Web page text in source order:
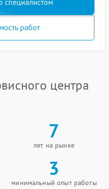
специалистом
работ
центра
7
лет на рынке
3
минимальный опыт работы